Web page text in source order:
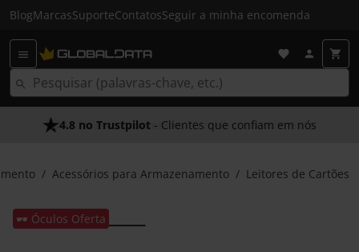
BlogMarcasSuporteContatosSeguir a minha encomenda
As Nossas Promessas- O melhor atendimento
4.8 no Trustpilot - Clientes que confiam em nós
Acessórios para Armazenamento Leitores de Cartões
🕶️ Óculos Oferta